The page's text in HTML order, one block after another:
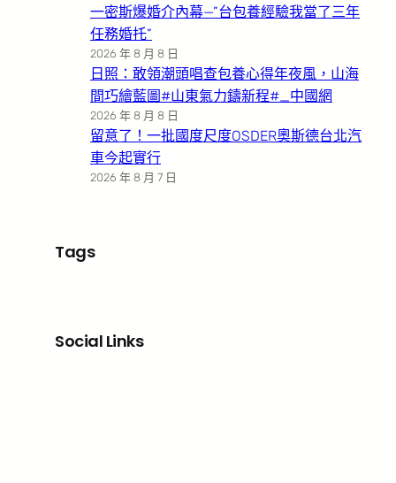
一密斯爆婚介內幕—”台包養經驗我當了三年
任務婚托”
2026 年 8 月 8 日
日照：敢領潮頭唱查包養心得年夜風，山海
間巧繪藍圖#山東氣力鑄新程#_中國網
2026 年 8 月 8 日
留意了！一批國度尺度OSDER奧斯德台北汽
車今起實行
2026 年 8 月 7 日
Tags
Social Links